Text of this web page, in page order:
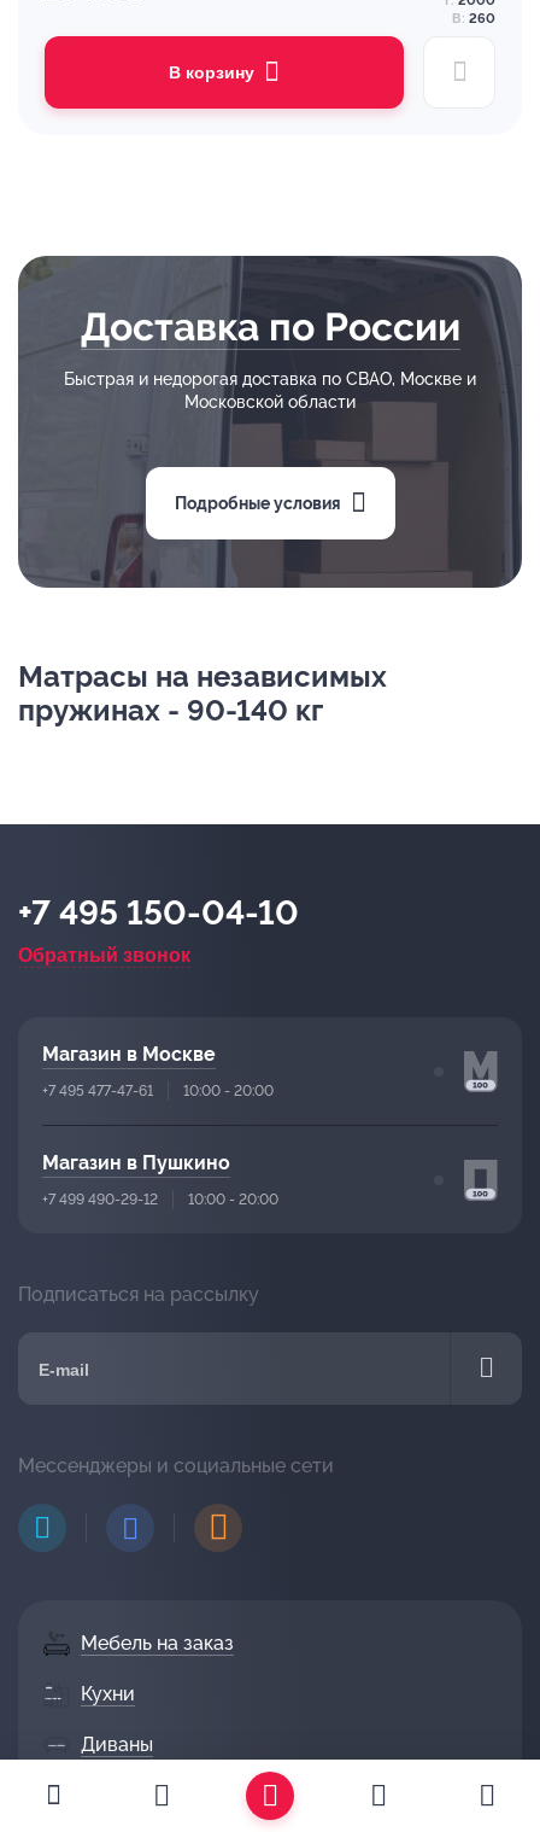
В: 260
В корзину
Доставка по России
Быстрая и недорогая доставка по СВАО, Москве и
Московской области
Подробные условия
Матрасы на независимых
пружинах - 90-140 кг
Мебель на заказ
Кухни
Диваны
Гостиные
+7 495 150-04-10
Обратный звонок
Магазин в Москве
+7 495 477-47-61 10:00 - 20:00
Магазин в Пушкино
+7 499 490-29-12 10:00 - 20:00
Подписаться на рассылку
Мессенджеры и социальные сети